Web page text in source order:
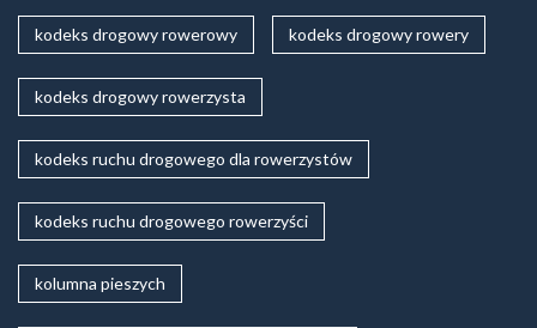
kodeks drogowy rowerowy kodeks drogowy rowery
kodeks drogowy rowerzysta
kodeks ruchu drogowego dla rowerzystów
kodeks ruchu drogowego rowerzyści
kolumna pieszych